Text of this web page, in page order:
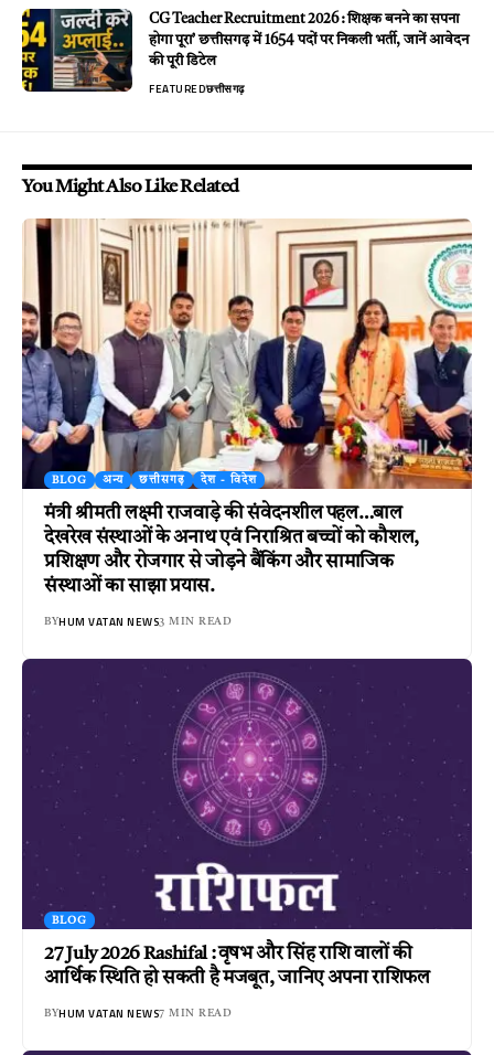
CG Teacher Recruitment 2026 : शिक्षक बनने का सपना
होगा पूरा’ छत्तीसगढ़ में 1654 पदों पर निकली भर्ती, जानें आवेदन
की पूरी डिटेल
FEATUREDछत्तीसगढ़
You Might Also Like Related
BLOG अन्य छत्तीसगढ़ देश - विदेश
मंत्री श्रीमती लक्ष्मी राजवाड़े की संवेदनशील पहल…बाल
देखरेख संस्थाओं के अनाथ एवं निराश्रित बच्चों को कौशल,
प्रशिक्षण और रोजगार से जोड़ने बैंकिंग और सामाजिक
संस्थाओं का साझा प्रयास.
BYHUM VATAN NEWS3 MIN READ
BLOG
27 July 2026 Rashifal : वृषभ और सिंह राशि वालों की
आर्थिक स्थिति हो सकती है मजबूत, जानिए अपना राशिफल
BYHUM VATAN NEWS7 MIN READ